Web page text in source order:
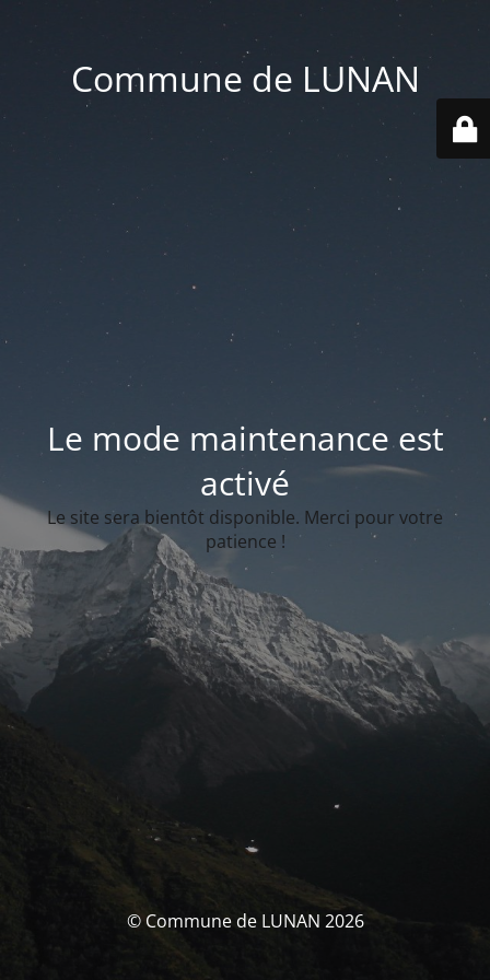
Commune de LUNAN
Le mode maintenance est
activé
Le site sera bientôt disponible. Merci pour votre
patience !
© Commune de LUNAN 2026